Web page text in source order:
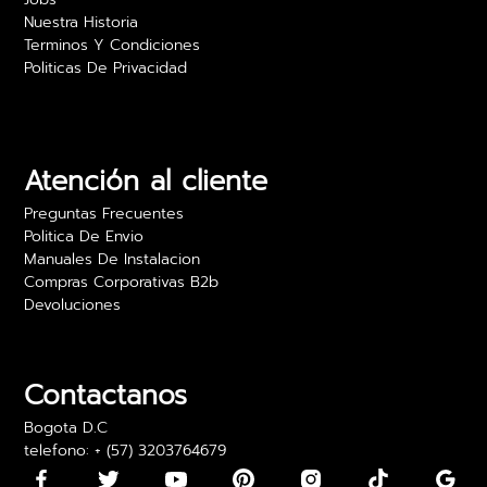
Camilo Rojas
recomiendo para oficinas.
24 abril 2024
Daniela Martínez
doblados. Los pude usar, pero fue algo incómodo
15 mayo 2024
Nuestra Historia
Terminos Y Condiciones
Politicas De Privacidad
Atención al cliente
Preguntas Frecuentes
Politica De Envio
Manuales De Instalacion
Compras Corporativas B2b
Devoluciones
Contactanos
Bogota D.C
telefono: + (57) 3203764679